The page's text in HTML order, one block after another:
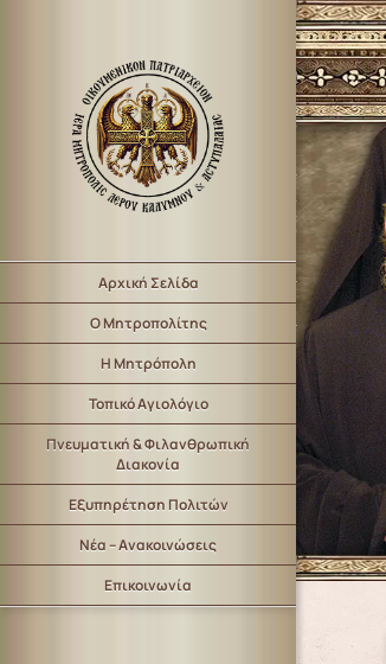
Αρχική Σελίδα
Ο Μητροπολίτης
Η Μητρόπολη
Τοπικό Αγιολόγιο
Πνευματική & Φιλανθρωπική
Διακονία
Εξυπηρέτηση Πολιτών
Νέα – Ανακοινώσεις
Επικοινωνία